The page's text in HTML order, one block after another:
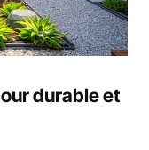
durable et